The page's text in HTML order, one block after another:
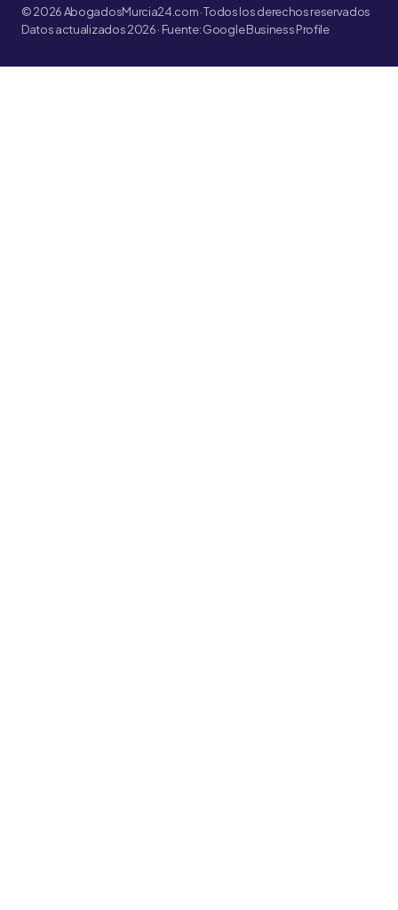
© 2026 AbogadosMurcia24.com · Todos los derechos reservados
Datos actualizados 2026 · Fuente: Google Business Profile